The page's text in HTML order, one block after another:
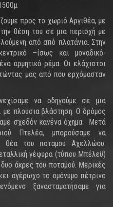
προς το χωριό Αργιθέα, με
θέση του σε μια περιοχή με
από από πλατάνια. Στην
–ίσως και μοναδικό-
ορμητικό ρέμα. Οι ελάχιστοι
μας από που ερχόμασταν
να οδηγούμε σε μια
πλούσια βλάστηση. Ο δρόμος
σχεδόν κανένα όχημα. Μετά
Πτελέα, μπορούσαμε να
του ποταμού Αχελλώου.
γέφυρα (τύπου Μπέλεϋ)
άκρες του ποταμού. Μερικές
αγέρωχο το ομόνυμο πέτρινο
ξανασταματήσαμε για